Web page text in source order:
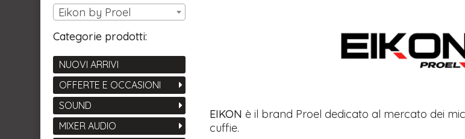
​EIKON è il brand Proel dedicato al mercato dei
cuffie.
Eikon by Proel
Categorie prodotti:
NUOVI ARRIVI
OFFERTE E OCCASIONI
SOUND
MIXER AUDIO